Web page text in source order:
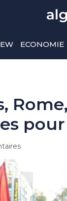
ECONOMIE
pour